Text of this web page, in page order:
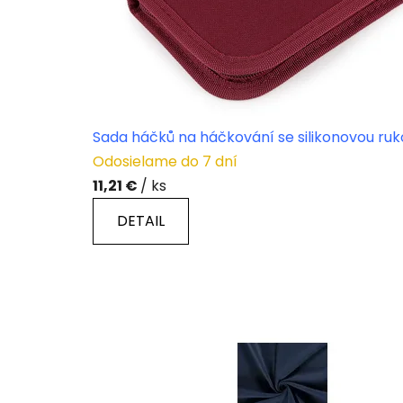
Sada háčků na háčkování se silikonovou
Odosielame do 7 dní
11,21 € / ks
DETAIL